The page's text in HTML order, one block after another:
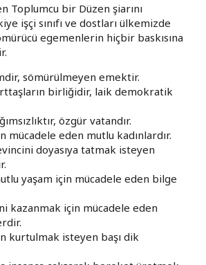
Toplumcu bir Düzen şiarını
işçi sınıfı ve dostları ülkemizde
egemenlerin hiçbir baskısına
sömürülmeyen emektir.
birliğidir, laik demokratik
özgür vatandır.
mücadele eden mutlu kadınlardır.
doyasıya tatmak isteyen
yaşam için mücadele eden bilge
kazanmak için mücadele eden
kurtulmak isteyen başı dik